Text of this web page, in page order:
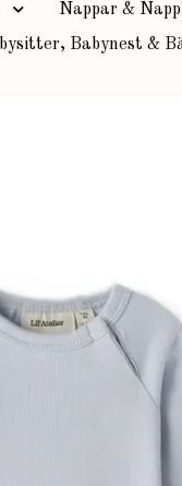
Nappar &
Babynest &